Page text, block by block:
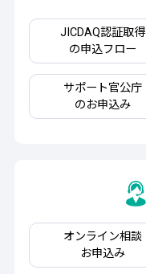
JICDAQ認証取得
の申込フロー
サポート官公庁
のお申込み
オンライン相談
お申込み